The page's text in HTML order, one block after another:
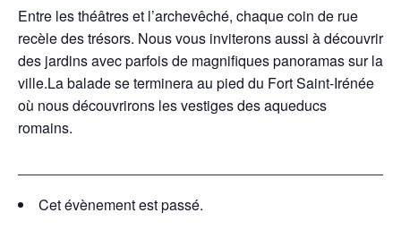
Entre les théâtres et l’archevêché, chaque coin de rue
recèle des trésors. Nous vous inviterons aussi à découvrir
des jardins avec parfois de magnifiques panoramas sur la
ville.La balade se terminera au pied du Fort Saint-Irénée
où nous découvrirons les vestiges des aqueducs
romains.
Cet évènement est passé.